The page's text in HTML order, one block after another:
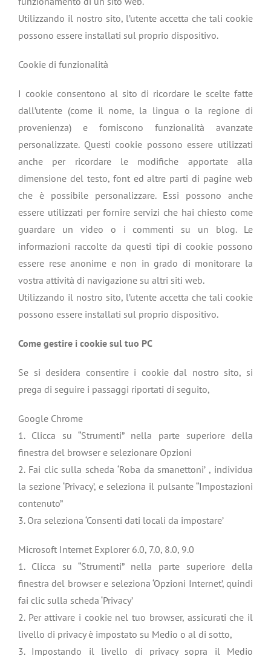
Utilizzando il nostro sito, l’utente accetta che tali cookie
possono essere installati sul proprio dispositivo.
Cookie di funzionalità
I cookie consentono al sito di ricordare le scelte fatte
dall’utente (come il nome, la lingua o la regione di
provenienza) e forniscono funzionalità avanzate
personalizzate. Questi cookie possono essere utilizzati
anche per ricordare le modifiche apportate alla
dimensione del testo, font ed altre parti di pagine web
che è possibile personalizzare. Essi possono anche
essere utilizzati per fornire servizi che hai chiesto come
guardare un video o i commenti su un blog. Le
informazioni raccolte da questi tipi di cookie possono
essere rese anonime e non in grado di monitorare la
vostra attività di navigazione su altri siti web.
Utilizzando il nostro sito, l’utente accetta che tali cookie
possono essere installati sul proprio dispositivo.
Come gestire i cookie sul tuo PC
Se si desidera consentire i cookie dal nostro sito, si
prega di seguire i passaggi riportati di seguito,
Google Chrome
1. Clicca su “Strumenti” nella parte superiore della
finestra del browser e selezionare Opzioni
2. Fai clic sulla scheda ‘Roba da smanettoni’ , individua
la sezione ‘Privacy’, e seleziona il pulsante “Impostazioni
contenuto”
3. Ora seleziona ‘Consenti dati locali da impostare’
Microsoft Internet Explorer 6.0, 7.0, 8.0, 9.0
1. Clicca su “Strumenti” nella parte superiore della
finestra del browser e seleziona ‘Opzioni Internet’, quindi
fai clic sulla scheda ‘Privacy’
2. Per attivare i cookie nel tuo browser, assicurati che il
livello di privacy è impostato su Medio o al di sotto,
3. Impostando il livello di privacy sopra il Medio